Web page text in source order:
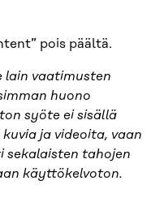
pois päältä.
lain vaatimusten
huono
syöte ei sisällä
ja videoita, vaan
tahojen
käyttökelvoton.